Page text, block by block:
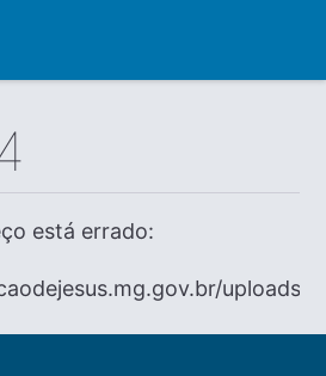
está errado:
uploads/